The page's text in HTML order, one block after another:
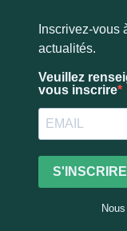
Inscrivez-vous
actualités.
Veuillez
vous inscrire
S'INSCRIRE